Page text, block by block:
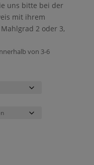
uns bitte bei der
mit ihrem
2 oder 3,
von 3-6